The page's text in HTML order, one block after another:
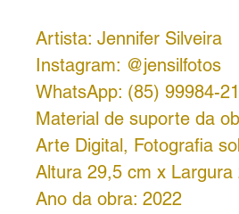
Artista: Jennifer Silveira
Instagram: @jensilfotos
WhatsApp: (85) 99984-
Material de suporte da
Arte Digital, Fotografia
Altura 29,5 cm x Largura
Ano da obra: 2022